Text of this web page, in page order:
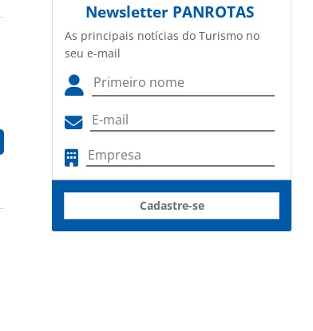
Newsletter PANROTAS
As principais notícias do Turismo no
seu e-mail
Cadastre-se